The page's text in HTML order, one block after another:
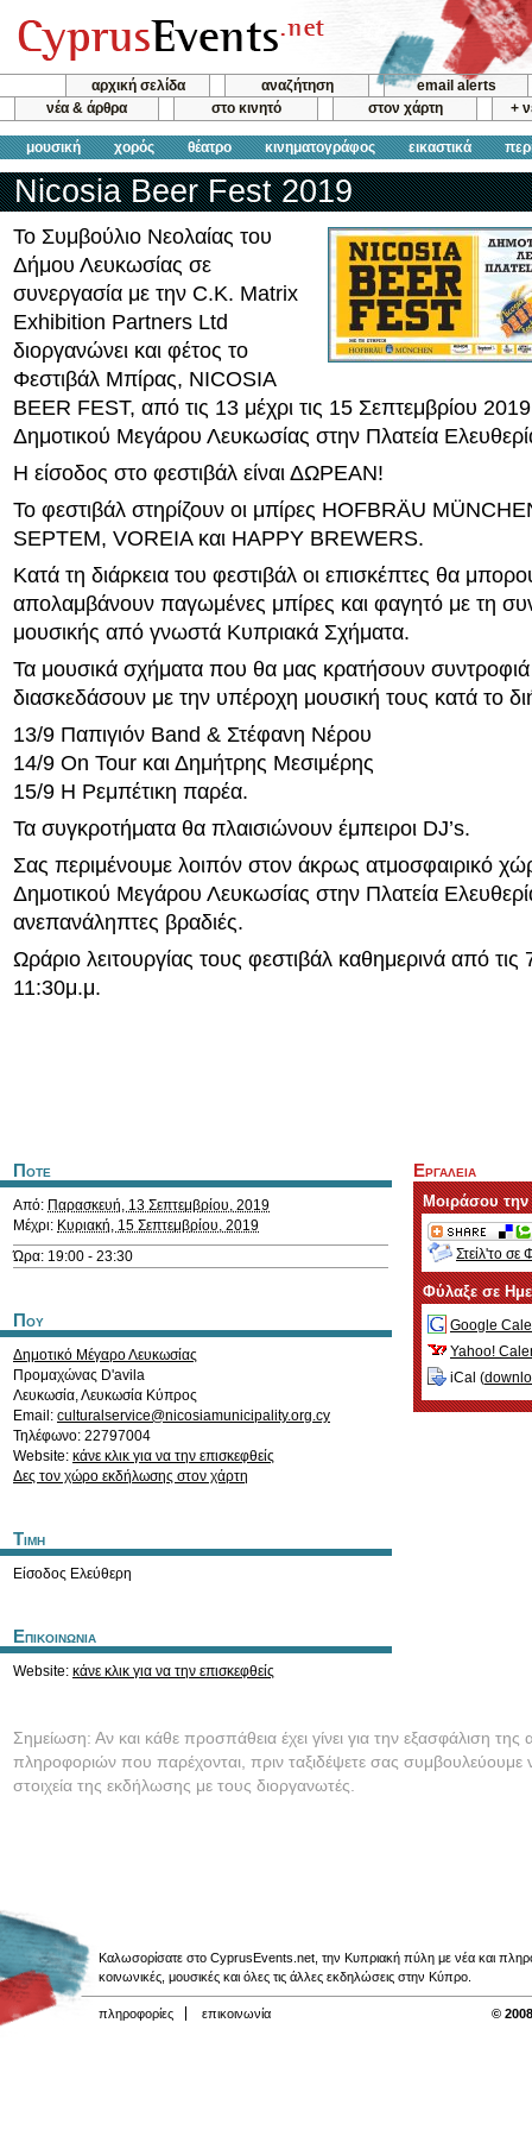
αρχική σελίδα αναζήτηση
email alerts
νέα & άρθρα
στο κινητό στον χάρτη +
μουσική χορός θέατρο κινηματογράφος εικαστικά
Nicosia Beer Fest 2019
Το Συμβούλιο Νεολαίας του
Δήμου Λευκωσίας σε
συνεργασία με την C.K. Matrix
Exhibition Partners Ltd
διοργανώνει και φέτος το
Φεστιβάλ Μπίρας, NICOSIA
BEER FEST, από τις 13 μέχρι τις 15 Σεπτεμβρίου
Δημοτικού Μεγάρου Λευκωσίας στην Πλατεία
Η είσοδος στο φεστιβάλ είναι ΔΩΡΕΑΝ!
Το φεστιβάλ στηρίζουν οι μπίρες HOFBRÄU
SEPTEM, VOREIA και HAPPY BREWERS.
Κατά τη διάρκεια του φεστιβάλ οι επισκέπτες θα
απολαμβάνουν παγωμένες μπίρες και φαγητό με τη
μουσικής από γνωστά Κυπριακά Σχήματα.
Τα μουσικά σχήματα που θα μας κρατήσουν
διασκεδάσουν με την υπέροχη μουσική τους κατά το
13/9 Παπιγιόν Band & Στέφανη Νέρου
14/9 On Tour και Δημήτρης Μεσιμέρης
15/9 Η Ρεμπέτικη παρέα.
Τα συγκροτήματα θα πλαισιώνουν έμπειροι DJ’s.
Σας περιμένουμε λοιπόν στον άκρως ατμοσφαιρικό
Δημοτικού Μεγάρου Λευκωσίας στην Πλατεία
ανεπανάληπτες βραδιές.
Ωράριο λειτουργίας τους φεστιβάλ καθημερινά από τις
11:30μ.μ.
Ποτε
Από: Παρασκευή, 13 Σεπτεμβρίου, 2019
Μέχρι: Κυριακή, 15 Σεπτεμβρίου, 2019
Ώρα: 19:00 - 23:30
Που
Δημοτικό Μέγαρο Λευκωσίας
Προμαχώνας D'avila
Λευκωσία,Λευκωσία Κύπρος
Email: culturalservice@nicosiamunicipality.org.cy
Τηλέφωνο: 22797004
Website: κάνε κλικ για να την επισκεφθείς
Δες τον χώρο εκδήλωσης στον χάρτη
Τιμη
Είσοδος Ελεύθερη
Επικοινωνια
Website: κάνε κλικ για να την επισκεφθείς
Εργαλεια
Μοιράσου
Στείλ'το σε
Φύλαξε σε
Google
Yahoo!
iCal (
Σημείωση: Αν και κάθε προσπάθεια έχει γίνει για την εξασφάλιση της
πληροφοριών που παρέχονται, πριν ταξιδέψετε σας συμβουλεύουμε
στοιχεία της εκδήλωσης με τους διοργανωτές.
Καλωσορίσατε στο CyprusEvents.net, την Κυπριακή πύλη με νέα και
κοινωνικές, μουσικές και όλες τις άλλες εκδηλώσεις στην Κύπρο.
πληροφορίες επικοινωνία ©